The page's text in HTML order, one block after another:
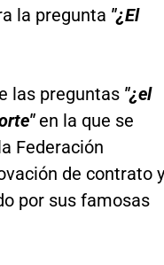
la pregunta "¿El
las preguntas"¿el
en la que se
Federación
de contrato y
por sus famosas